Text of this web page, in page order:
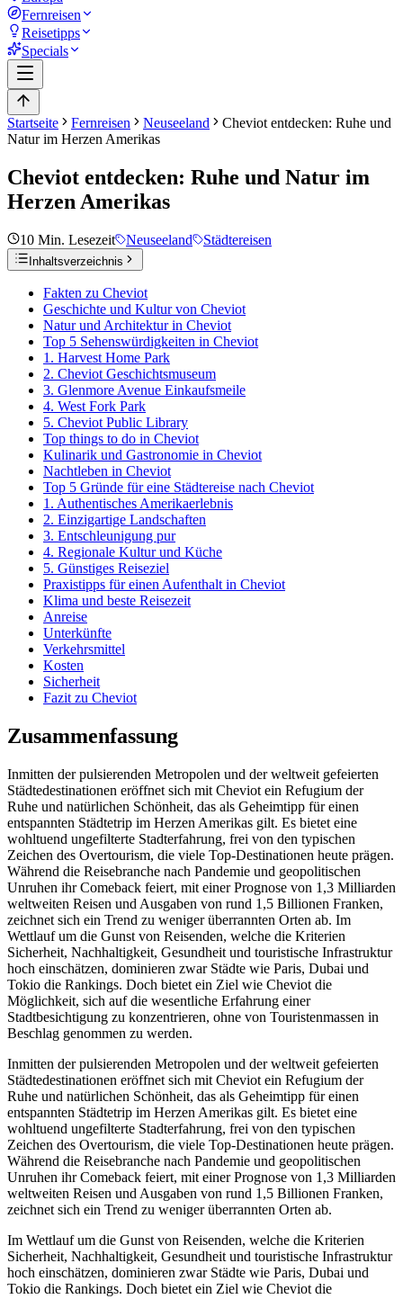
Fernreisen
Reisetipps
Specials
Startseite Fernreisen Neuseeland
Cheviot entdecken: Ruhe und
Natur im Herzen Amerikas
Cheviot entdecken: Ruhe und Natur im
Herzen Amerikas
10 Min. Lesezeit Neuseeland Städtereisen
Inhaltsverzeichnis
Fakten zu Cheviot
Geschichte und Kultur von Cheviot
Natur und Architektur in Cheviot
Top 5 Sehenswürdigkeiten in Cheviot
1. Harvest Home Park
2. Cheviot Geschichtsmuseum
3. Glenmore Avenue Einkaufsmeile
4. West Fork Park
5. Cheviot Public Library
Top things to do in Cheviot
Kulinarik und Gastronomie in Cheviot
Nachtleben in Cheviot
Top 5 Gründe für eine Städtereise nach Cheviot
1. Authentisches Amerikaerlebnis
2. Einzigartige Landschaften
3. Entschleunigung pur
4. Regionale Kultur und Küche
5. Günstiges Reiseziel
Praxistipps für einen Aufenthalt in Cheviot
Klima und beste Reisezeit
Anreise
Unterkünfte
Verkehrsmittel
Kosten
Sicherheit
Fazit zu Cheviot
Zusammenfassung
Inmitten der pulsierenden Metropolen und der weltweit gefeierten
Städtedestinationen eröffnet sich mit Cheviot ein Refugium der
Ruhe und natürlichen Schönheit, das als Geheimtipp für einen
entspannten Städtetrip im Herzen Amerikas gilt. Es bietet eine
wohltuend ungefilterte Stadterfahrung, frei von den typischen
Zeichen des Overtourism, die viele Top-Destinationen heute prägen.
Während die Reisebranche nach Pandemie und geopolitischen
Unruhen ihr Comeback feiert, mit einer Prognose von 1,3 Milliarden
weltweiten Reisen und Ausgaben von rund 1,5 Billionen Franken,
zeichnet sich ein Trend zu weniger überrannten Orten ab. Im
Wettlauf um die Gunst von Reisenden, welche die Kriterien
Sicherheit, Nachhaltigkeit, Gesundheit und touristische Infrastruktur
hoch einschätzen, dominieren zwar Städte wie Paris, Dubai und
Tokio die Rankings. Doch bietet ein Ziel wie Cheviot die
Möglichkeit, sich auf die wesentliche Erfahrung einer
Stadtbesichtigung zu konzentrieren, ohne von Touristenmassen in
Beschlag genommen zu werden.
Inmitten der pulsierenden Metropolen und der weltweit gefeierten
Städtedestinationen eröffnet sich mit Cheviot ein Refugium der
Ruhe und natürlichen Schönheit, das als Geheimtipp für einen
entspannten Städtetrip im Herzen Amerikas gilt. Es bietet eine
wohltuend ungefilterte Stadterfahrung, frei von den typischen
Zeichen des Overtourism, die viele Top-Destinationen heute prägen.
Während die Reisebranche nach Pandemie und geopolitischen
Unruhen ihr Comeback feiert, mit einer Prognose von 1,3 Milliarden
weltweiten Reisen und Ausgaben von rund 1,5 Billionen Franken,
zeichnet sich ein Trend zu weniger überrannten Orten ab.
Im Wettlauf um die Gunst von Reisenden, welche die Kriterien
Sicherheit, Nachhaltigkeit, Gesundheit und touristische Infrastruktur
hoch einschätzen, dominieren zwar Städte wie Paris, Dubai und
Tokio die Rankings. Doch bietet ein Ziel wie Cheviot die